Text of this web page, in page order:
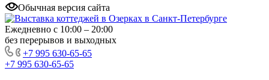
Обычная версия сайта
Ежедневно с 10:00 – 20:00
без перерывов и выходных
+7 995 630-65-65
+7 995 630-65-65